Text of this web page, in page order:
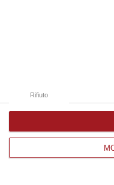
Rifiuto
Corriere delle Calabria è